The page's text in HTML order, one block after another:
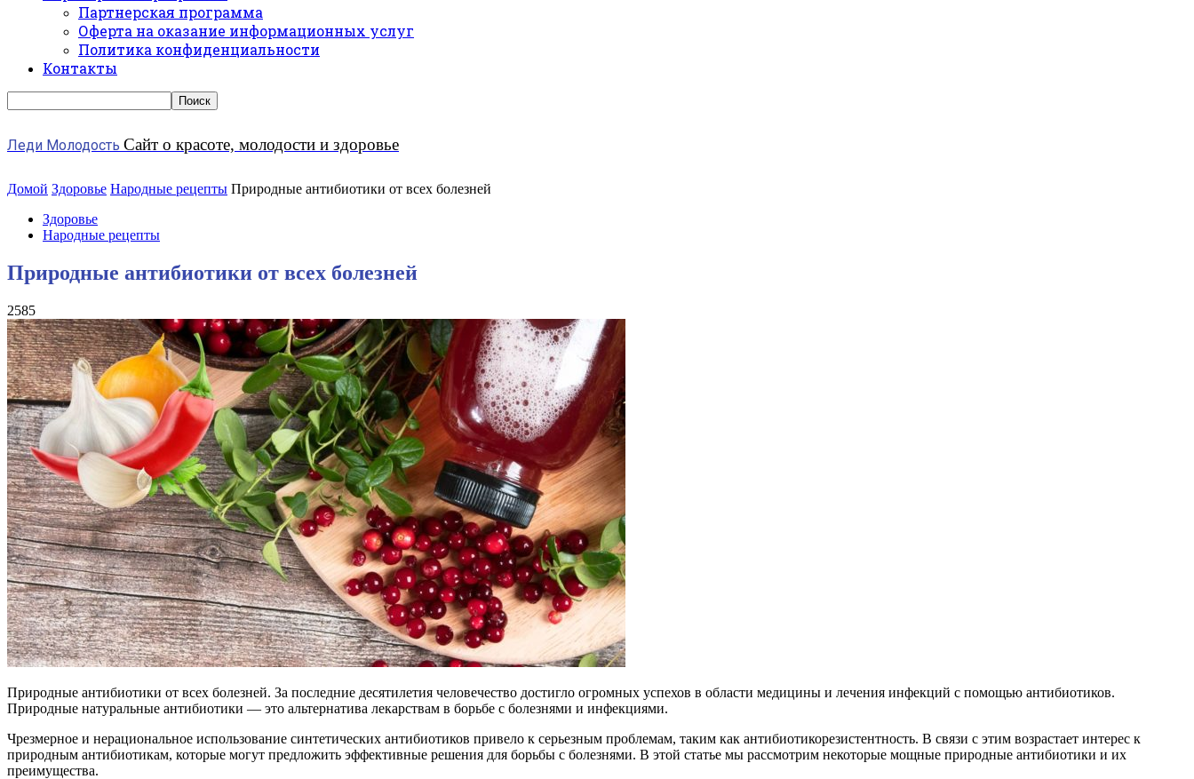
Партнерская программа
Оферта на оказание информационных услуг
Политика конфиденциальности
Контакты
Леди Молодость Сайт о красоте, молодости и здоровье
Домой Здоровье Народные рецепты Природные антибиотики от всех болезней
Здоровье
Народные рецепты
Природные антибиотики от всех болезней
2585
Природные антибиотики от всех болезней. За последние десятилетия человечество достигло огромных успехов в области медицины и лечения инфекций с помощью антибиотиков.
Природные натуральные антибиотики — это альтернатива лекарствам в борьбе с болезнями и инфекциями.
Чрезмерное и нерациональное использование синтетических антибиотиков привело к серьезным проблемам, таким как антибиотикорезистентность. В связи с этим возрастает интерес к
природным антибиотикам, которые могут предложить эффективные решения для борьбы с болезнями. В этой статье мы рассмотрим некоторые мощные природные антибиотики и их
преимущества.